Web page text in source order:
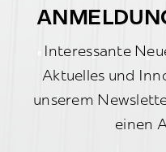
Interessante
Aktuelles und
unserem
einen